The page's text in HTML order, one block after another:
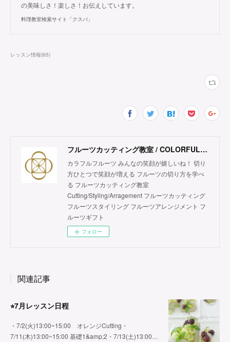
の美味しさ！楽しさ！お伝えしています。
料理教室検索サイト「クスパ」
レッスン情報(65)
フルーツカッティング教室 / COLORFUL FRUITS
カラフルフルーツ みんなの笑顔が嬉しいね！ 切り
方ひとつで笑顔が増える フルーツの切り方を学べ
る フルーツカッティング教室
Cutting/Styling/Arragement フルーツカッティング
フルーツスタイリング フルーツアレンジメント フ
ルーツギフト
フォロー
関連記事
⭐︎7月レッスン日程
・7/2(火)13:00~15:00 オレンジCutting・
7/11(木)13:00~15:00 基礎1&amp;2・7/13(土)13:00…